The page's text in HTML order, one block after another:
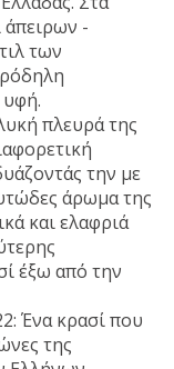
άπειρων -
των
υφή.
πλευρά της
την με
άρωμα της
και ελαφριά
έξω από την
Ένα κρασί που
της